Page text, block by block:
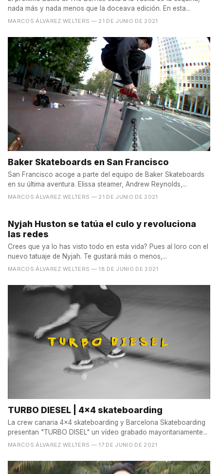
nada más y nada menos que la doceava edición. En esta...
MARCOS ÁLVAREZ WELTERS — 21 DE JUNIO DE 2021
Baker Skateboards en San Francisco
San Francisco acoge a parte del equipo de Baker Skateboards
en su última aventura. Elissa steamer, Andrew Reynolds,...
MARCOS ÁLVAREZ WELTERS — 21 DE JUNIO DE 2021
Nyjah Huston se tatúa el culo y revoluciona
las redes
Crees que ya lo has visto todo en esta vida? Pues al loro con el
nuevo tatuaje de Nyjah. Te gustará más o menos,...
MARCOS ÁLVAREZ WELTERS — 18 DE JUNIO DE 2021
TURBO DIESEL | 4x4 skateboarding
La crew canaria 4x4 skateboarding y Barcelona Skateboarding
presentan "TURBO DISEL" un vídeo grabado mayoritariamente...
MARCOS ÁLVAREZ WELTERS — 17 DE JUNIO DE 2021